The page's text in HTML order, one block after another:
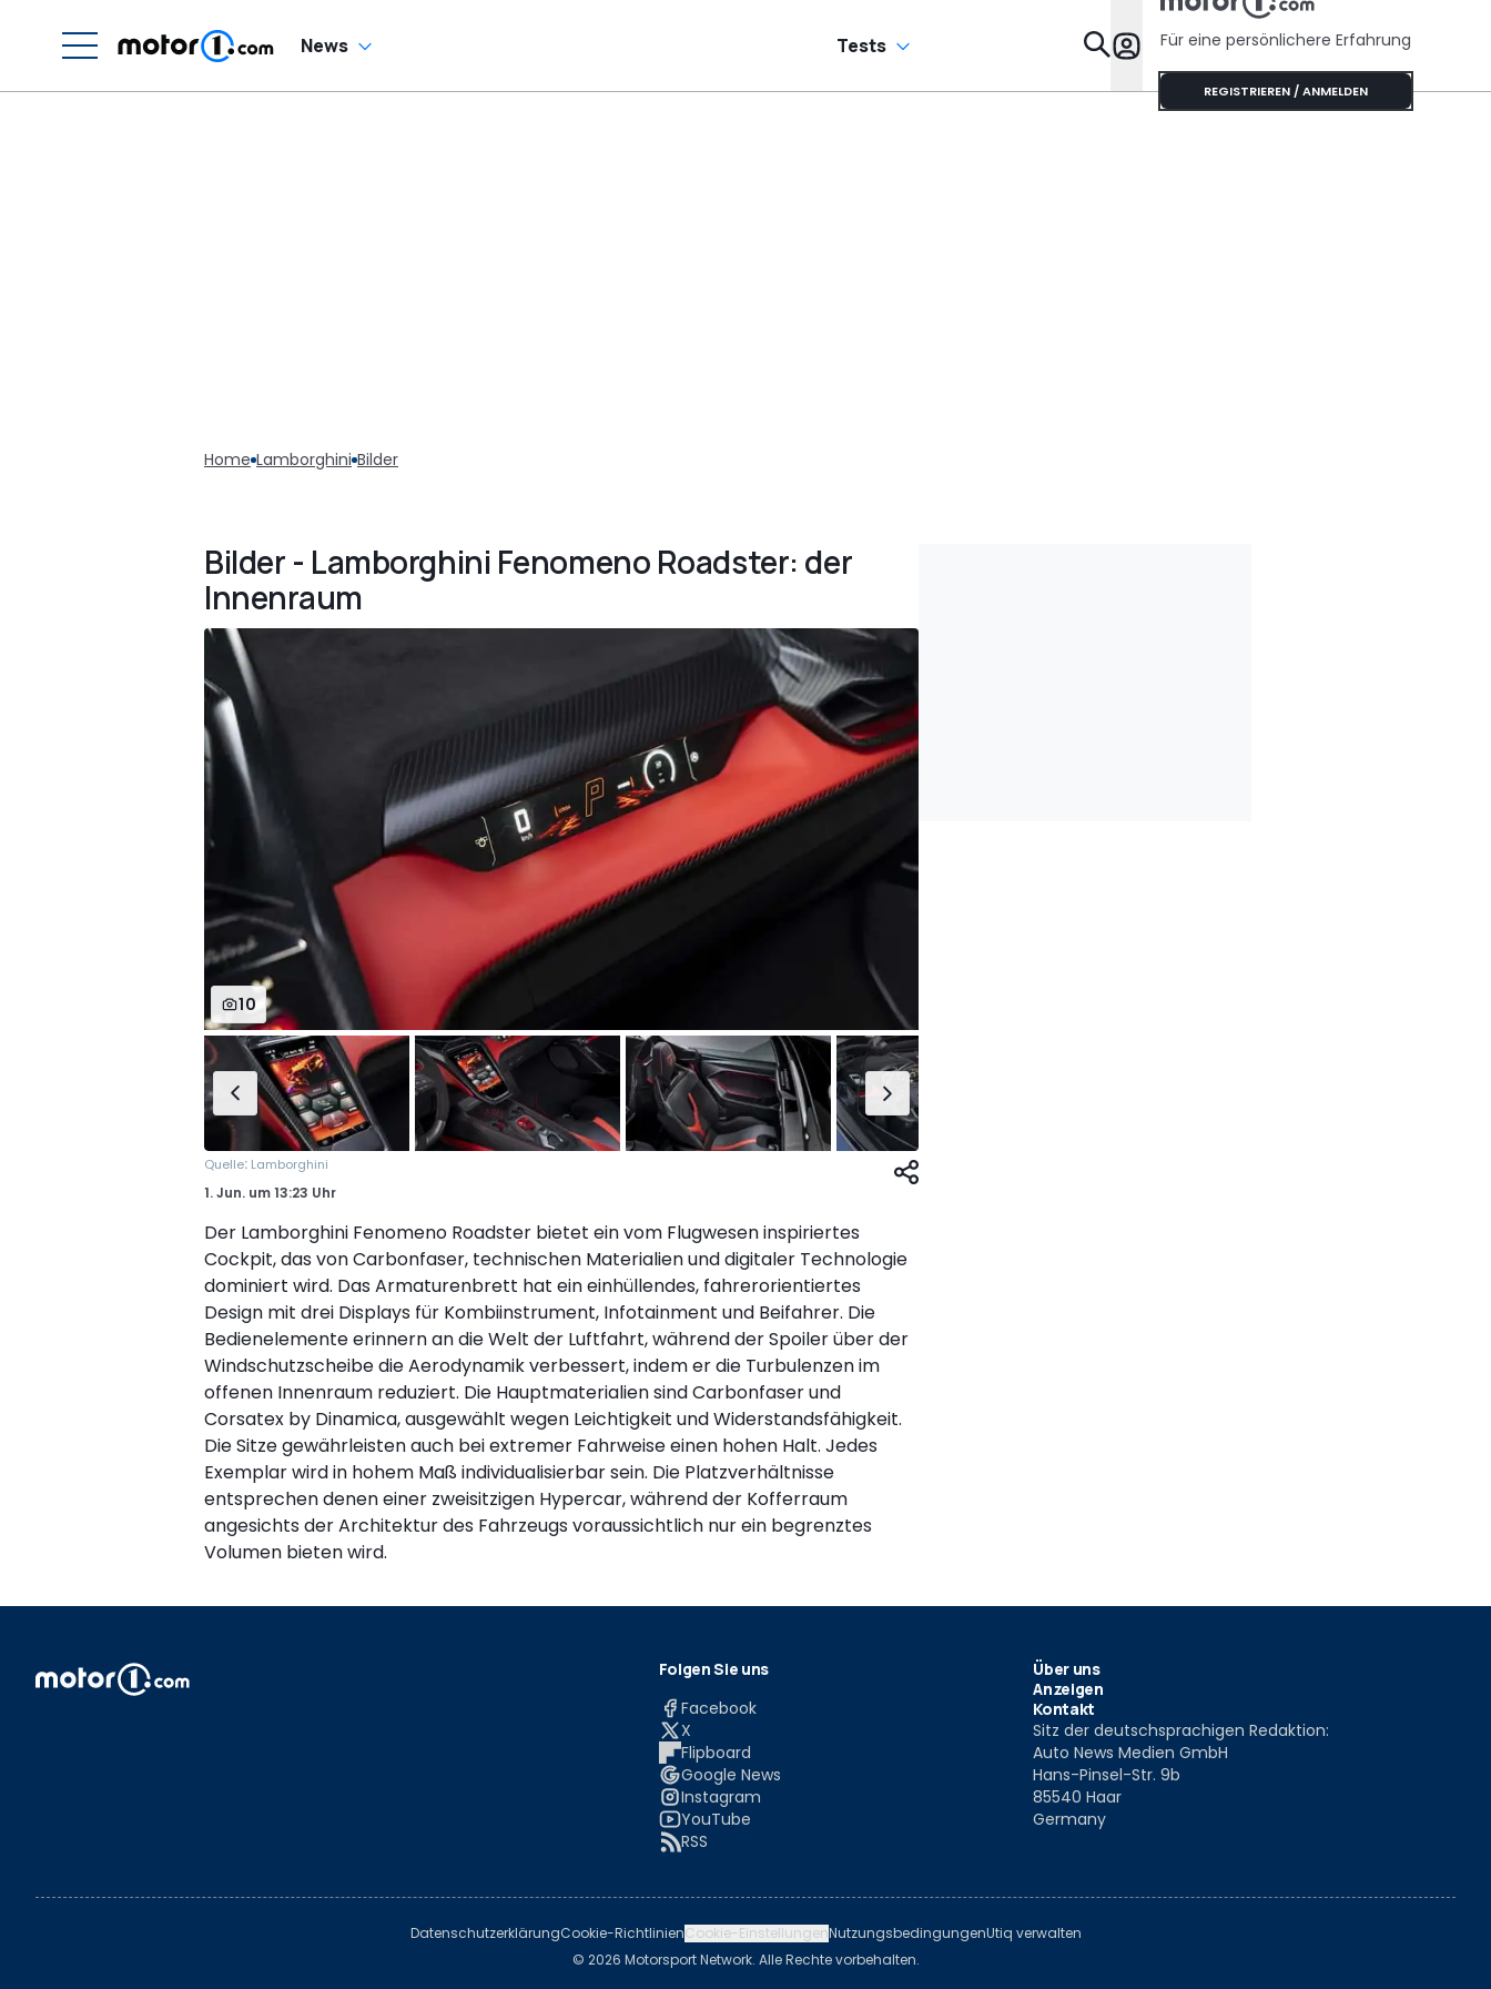
News Tests Specials
Für eine persönlichere Erfahrung
REGISTRIEREN / ANMELDEN
Home Lamborghini Bilder
Bilder - Lamborghini Fenomeno Roadster: der
Innenraum
10
Quelle: Lamborghini
1. Jun. um13:23 Uhr
Der Lamborghini Fenomeno Roadster bietet ein vom Flugwesen inspiriertes
Cockpit, das von Carbonfaser, technischen Materialien und digitaler Technologie
dominiert wird. Das Armaturenbrett hat ein einhüllendes, fahrerorientiertes
Design mit drei Displays für Kombiinstrument, Infotainment und Beifahrer. Die
Bedienelemente erinnern an die Welt der Luftfahrt, während der Spoiler über der
Windschutzscheibe die Aerodynamik verbessert, indem er die Turbulenzen im
offenen Innenraum reduziert. Die Hauptmaterialien sind Carbonfaser und
Corsatex by Dinamica, ausgewählt wegen Leichtigkeit und Widerstandsfähigkeit.
Die Sitze gewährleisten auch bei extremer Fahrweise einen hohen Halt. Jedes
Exemplar wird in hohem Maß individualisierbar sein. Die Platzverhältnisse
entsprechen denen einer zweisitzigen Hypercar, während der Kofferraum
angesichts der Architektur des Fahrzeugs voraussichtlich nur ein begrenztes
Volumen bieten wird.
Folgen Sie uns
Facebook
X
Flipboard
Google News
Instagram
YouTube
RSS
Über uns
Anzeigen
Kontakt
Sitz der deutschsprachigen Redaktion:
Auto News Medien GmbH
Hans-Pinsel-Str. 9b
85540 Haar
Germany
DatenschutzerklärungCookie-RichtlinienCookie-EinstellungenNutzungsbedingungenUtiq verwalten
© 2026 Motorsport Network. Alle Rechte vorbehalten.